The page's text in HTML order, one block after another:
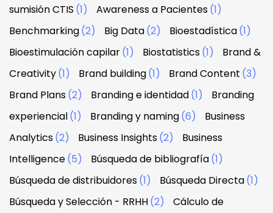
sumisión CTIS (1) Awareness a Pacientes(1)
Benchmarking(2) Big Data(2) Bioestadística(1)
Bioestimulación capilar(1) Biostatistics(1)
Brand &
Creativity(1) Brand building(1) Brand Content (3)
Brand Plans(2) Branding e identidad(1)
Branding
experiencial(1) Branding y naming(6)
Business
Analytics(2) Business Insights(2)
Business
Intelligence(5) Búsqueda de bibliografía(1)
Búsqueda de distribuidores(1) Búsqueda Directa(1)
Búsqueda y Selección - RRHH(2)
Cálculo de